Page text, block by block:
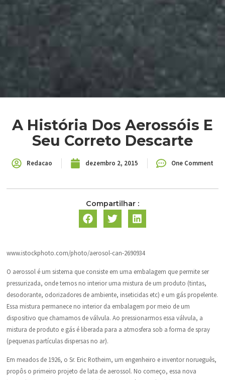
A História Dos Aerossóis E
Seu Correto Descarte
Redacao dezembro 2, 2015 One Comment
Compartilhar :
www.istockphoto.com/photo/aerosol-can-2690934
O aerossol é um sistema que consiste em uma embalagem que permite ser
pressurizada, onde temos no interior uma mistura de um produto (tintas,
desodorante, odorizadores de ambiente, inseticidas etc) e um gás propelente.
Essa mistura permanece no interior da embalagem por meio de um
dispositivo que chamamos de válvula. Ao pressionarmos essa válvula, a
mistura de produto e gás é liberada para a atmosfera sob a forma de spray
(pequenas partículas dispersas no ar).
Em meados de 1926, o Sr. Eric Rotheim, um engenheiro e inventor norueguês,
propôs o primeiro projeto de lata de aerossol. No começo, essa nova